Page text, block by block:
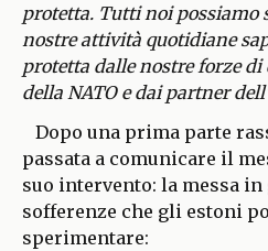
protetta. Tutti noi possiamo
nostre attività quotidiane
protetta dalle nostre forze di
della NATO e dai partner
Dopo una prima parte
passata a comunicare il
suo intervento: la messa
sofferenze che gli estoni
sperimentare: